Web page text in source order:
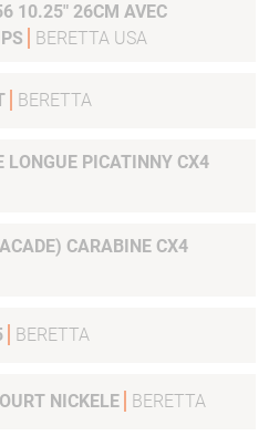
10.25" 26CM AVEC
BERETTA USA
BERETTA
LONGUE PICATINNY CX4
CARABINE CX4
BERETTA
NICKELE BERETTA